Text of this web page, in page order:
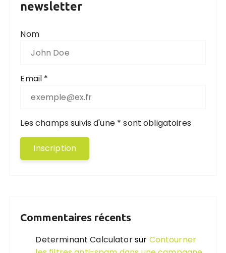
newsletter
Nom
Email *
Les champs suivis d'une * sont obligatoires
Commentaires récents
Determinant Calculatorsur Contourner